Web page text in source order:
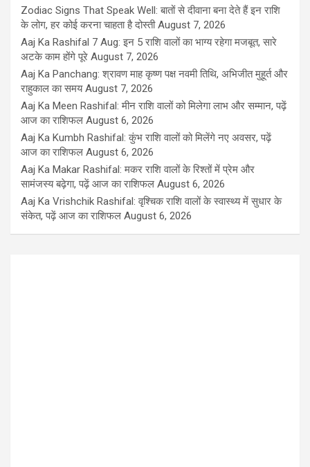
Zodiac Signs That Speak Well: बातों से दीवाना बना देते हैं इन राशि
के लोग, हर कोई करना चाहता है दोस्ती August 7, 2026
Aaj Ka Rashifal 7 Aug: इन 5 राशि वालों का भाग्य रहेगा मजबूत, सारे
अटके काम होंगे पूरे August 7, 2026
Aaj Ka Panchang: श्रावण माह कृष्ण पक्ष नवमी तिथि, अभिजीत मुहूर्त और
राहुकाल का समय August 7, 2026
Aaj Ka Meen Rashifal: मीन राशि वालों को मिलेगा लाभ और सम्मान, पढ़ें
आज का राशिफल August 6, 2026
Aaj Ka Kumbh Rashifal: कुंभ राशि वालों को मिलेंगे नए अवसर, पढ़ें
आज का राशिफल August 6, 2026
Aaj Ka Makar Rashifal: मकर राशि वालों के रिश्तों में प्रेम और
सामंजस्य बढ़ेगा, पढ़ें आज का राशिफल August 6, 2026
Aaj Ka Vrishchik Rashifal: वृश्चिक राशि वालों के स्वास्थ्य में सुधार के
संकेत, पढ़ें आज का राशिफल August 6, 2026